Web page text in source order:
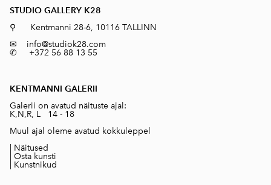
STUDIO GALLERY K28
⚲ Kentmanni 28-6, 10116 TALLINN
✉ info@studiok28.com
✆ +372 56 88 13 55
KENTMANNI GALERII
Galerii on avatud näituste ajal:
K,N,R, L 14 - 18
Muul ajal oleme avatud kokkuleppel
Näitused
Osta kunsti
Kunstnikud